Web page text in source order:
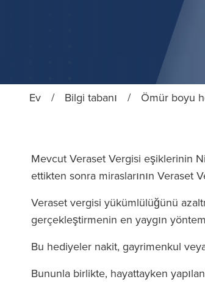
Ev / Bilgi tabanı / Ömür boyu
Mevcut Veraset Vergisi eşiklerinin
ettikten sonra miraslarının Veraset
Veraset vergisi yükümlülüğünü
gerçekleştirmenin en yaygın
Bu hediyeler nakit, gayrimenkul
Bununla birlikte, hayattayken